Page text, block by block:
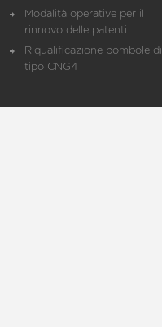
Modalità operative per il
rinnovo delle patenti
Riqualificazione bombole di
tipo CNG4